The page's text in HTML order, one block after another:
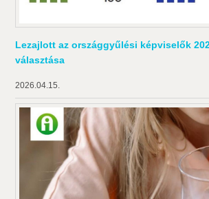
Lezajlott az országgyűlési képviselők
választása
2026.04.15.